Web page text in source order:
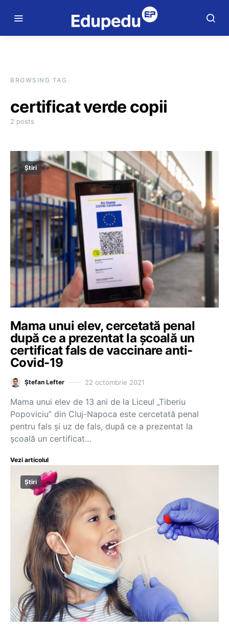
BROWSING TAG
certificat verde copii
2 posts
Știri
Mama unui elev, cercetată penal
după ce a prezentat la școală un
certificat fals de vaccinare anti-
Covid-19
Ștefan Lefter 22 octombrie 2021
Mama unui elev de 13 ani de la Liceul „Tiberiu
Popoviciu” din Cluj-Napoca este cercetată penal
pentru fals și uz de fals, după ce a prezentat la
școală un certificat…
Vezi articolul
Știri